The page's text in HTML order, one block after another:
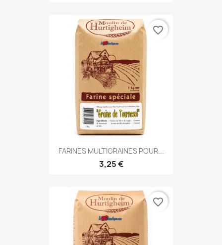
FARINES MULTIGRAINES POUR...
3,25 €
favorite_border
favorite_border